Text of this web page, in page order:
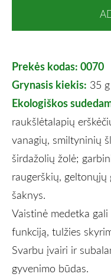
Prekės kodas: 0070
Grynasis kiekis: 35
Ekologiškos
raukšlėtalapių
vanagių, smiltyninių
širdažolių žolė;
raugerškių,
šaknys.
Vaistinė medetka
funkciją, tulžies
Svarbu įvairi ir
gyvenimo būdas.